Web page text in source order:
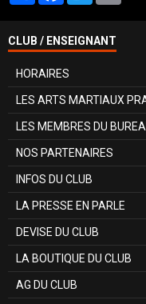
CLUB / ENSEIGNANT
HORAIRES
LES ARTS MARTIAUX
LES MEMBRES DU
NOS PARTENAIRES
INFOS DU CLUB
LA PRESSE EN PARLE
DEVISE DU CLUB
LA BOUTIQUE DU CLUB
AG DU CLUB